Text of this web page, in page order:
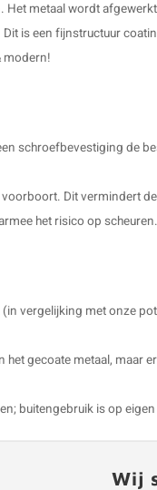
metaal wordt
is een fijnstructuur
modern!
schroefbevestiging de
Dit vermindert
het risico op scheuren.
vergelijking met onze
gecoate metaal, maar
buitengebruik is op
Wij